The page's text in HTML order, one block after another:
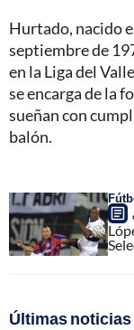
Hurtado, nacido
septiembre de
en la Liga del
se encarga de la
sueñan con
balón.
Últimas noticias